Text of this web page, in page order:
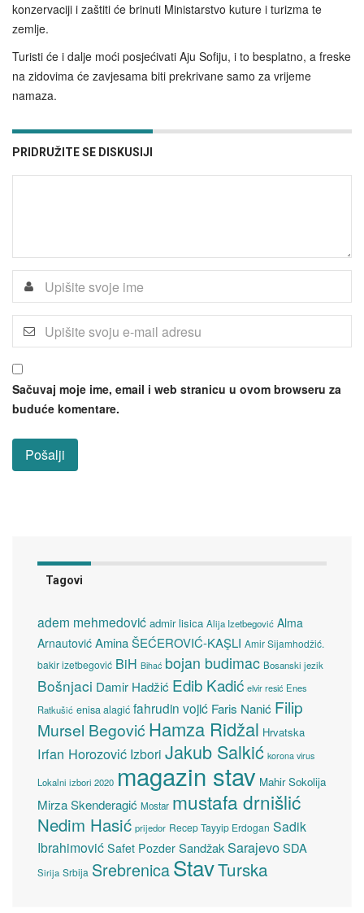
konzervaciji i zaštiti će brinuti Ministarstvo kuture i turizma te
zemlje.
Turisti će i dalje moći posjećivati Aju Sofiju, i to besplatno, a freske
na zidovima će zavjesama biti prekrivane samo za vrijeme
namaza.
PRIDRUŽITE SE DISKUSIJI
Sačuvaj moje ime, email i web stranicu u ovom browseru za
buduće komentare.
Tagovi
adem mehmedović admir lisica Alija Izetbegović Alma
Arnautović Amina ŠEĆEROVIĆ-KAŞLI Amir Sijamhodžić.
bakir izetbegović BiH Bihać bojan budimac Bosanski jezik
Bošnjaci Damir Hadžić Edib Kadić elvir resić Enes
Ratkušić enisa alagić fahrudin vojić Faris Nanić Filip
Mursel Begović Hamza Ridžal Hrvatska
Irfan Horozović Izbori Jakub Salkić korona virus
Lokalni izbori 2020 magazin stav Mahir Sokolija
Mirza Skenderagić Mostar mustafa drnišlić
Nedim Hasić prijedor Recep Tayyip Erdogan Sadik
Ibrahimović Safet Pozder SandžakSarajevoSDA
Sirija Srbija SrebrenicaStavTurska